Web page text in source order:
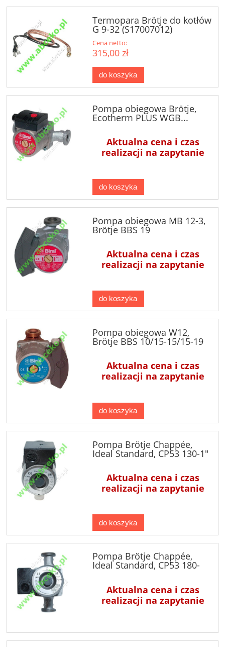
Termopara Brötje do kotłów
G 9-32 (S17007012)
Cena netto:
315,00 zł
do koszyka
Pompa obiegowa Brötje,
Ecotherm PLUS WGB...
Aktualna cena i czas
realizacji na zapytanie
do koszyka
Pompa obiegowa MB 12-3,
Brötje BBS 19
Aktualna cena i czas
realizacji na zapytanie
do koszyka
Pompa obiegowa W12,
Brötje BBS 10/15-15/15-19
Aktualna cena i czas
realizacji na zapytanie
do koszyka
Pompa Brötje Chappée,
Ideal Standard, CP53 130-1"
Aktualna cena i czas
realizacji na zapytanie
do koszyka
Pompa Brötje Chappée,
Ideal Standard, CP53 180-
Aktualna cena i czas
realizacji na zapytanie